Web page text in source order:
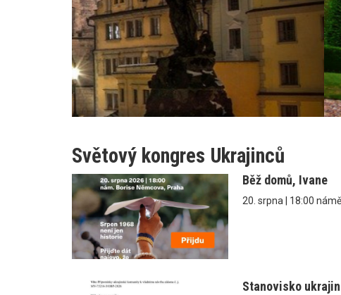
Světový kongres Ukrajinců
Běž domů, Ivane
20. srpna | 18:00
Stanovisko